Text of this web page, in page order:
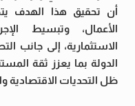
أن تحقيق هذا الهدف
الأعمال، وتبسيط
الاستثمارية، إلى جانب
الدولة بما يعزز ثقة
ظل التحديات الاقتصادية